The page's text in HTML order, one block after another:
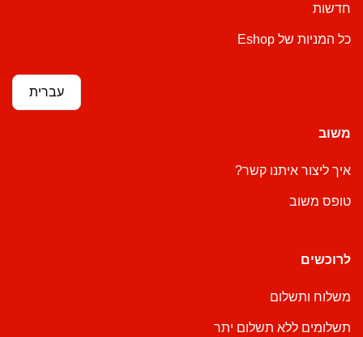
חדשות
כל המניות של Eshop
עברית
משוב
איך ליצור איתנו קשר?
טופס משוב
לרוכשים
משלוח ותשלום
תשלומים ללא תשלום יתר